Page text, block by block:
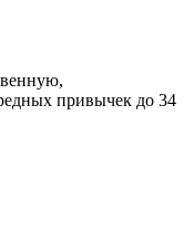
привычек до 34